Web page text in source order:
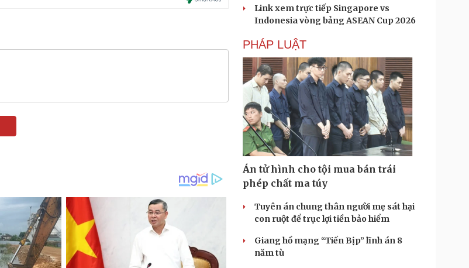
Link xem trực tiếp Singapore vs
Indonesia vòng bảng ASEAN Cup 2026
PHÁP LUẬT
Án tử hình cho tội mua bán trái
phép chất ma túy
Tuyên án chung thân người mẹ sát hại
con ruột để trục lợi tiền bảo hiểm
Giang hồ mạng “Tiến Bịp” lĩnh án 8
năm tù